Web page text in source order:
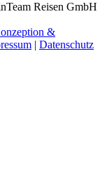
Reisen GmbH
&
| Datenschutz